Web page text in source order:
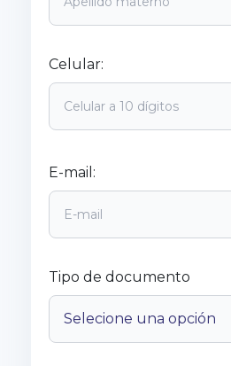
Celular:
E-mail:
Tipo de documento